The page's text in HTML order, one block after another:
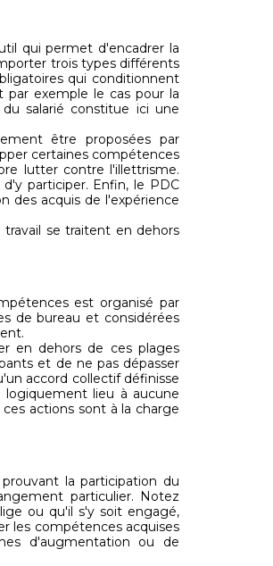
qui permet d'encadrer la
trois types différents
qui conditionnent
exemple le cas pour la
salarié constitue ici une
être proposées par
certaines compétences
lutter contre l'illettrisme.
participer. Enfin, le PDC
des acquis de l'expérience
se traitent en dehors
est organisé par
de bureau et considérées
en dehors de ces plages
et de ne pas dépasser
accord collectif définisse
logiquement lieu à aucune
actions sont à la charge
la participation du
particulier. Notez
ou qu'il s'y soit engagé,
les compétences acquises
d'augmentation ou de